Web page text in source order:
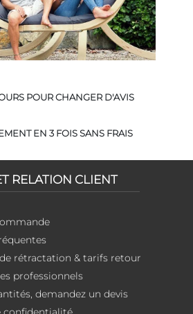
POUR CHANGER D'AVIS
EN 3 FOIS SANS FRAIS
RELATION CLIENT
rétractation & tarifs retour
professionnels
demandez un devis